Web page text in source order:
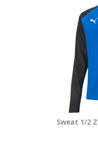
Sweat 1/2